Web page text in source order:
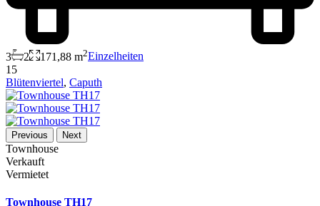
3 2 171,88 m2Einzelheiten
15
Blütenviertel, Caputh
Previous Next
Townhouse
Verkauft
Vermietet
Townhouse TH17